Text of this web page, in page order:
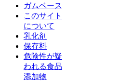
ガムベース
このサイト
について
乳化剤
保存料
危険性が疑
われる食品
添加物